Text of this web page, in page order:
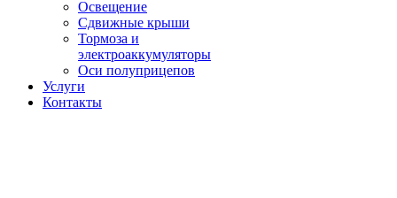
Освещение
Сдвижные крыши
Тормоза и
электроаккумуляторы
Оси полуприцепов
Услуги
Контакты